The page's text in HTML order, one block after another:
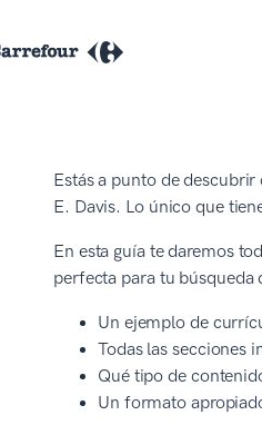
Estás a punto de
E. Davis. Lo único que
En esta guía te daremos
perfecta para tu
Un ejemplo de
Todas las secciones
Qué tipo de
Un formato